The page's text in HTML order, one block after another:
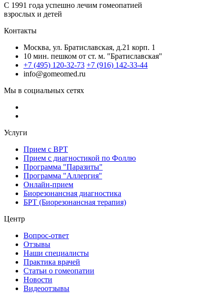
C 1991 года успешно лечим гомеопатией
взрослых и детей
Контакты
Москва, ул. Братиславская, д.21 корп. 1
10 мин. пешком от ст. м. "Братиславская"
+7 (495) 120-32-73 +7 (916) 142-33-44
info@gomeomed.ru
Мы в социальных сетях
Услуги
Прием с ВРТ
Прием с диагностикой по Фоллю
Программа "Паразиты"
Программа "Аллергия"
Онлайн-прием
Биорезонансная диагностика
БРТ (Биорезонансная терапия)
Центр
Вопрос-ответ
Отзывы
Наши специалисты
Практика врачей
Статьи о гомеопатии
Новости
Видеоотзывы